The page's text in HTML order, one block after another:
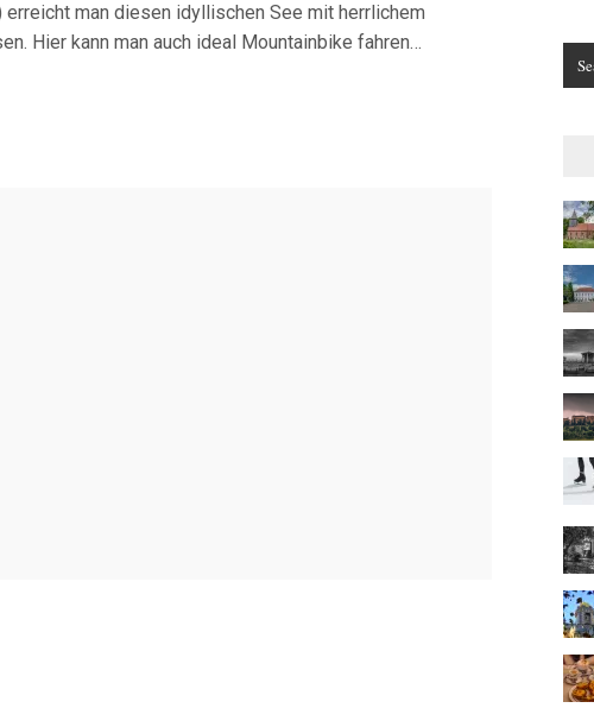
man diesen idyllischen See mit herrlichem
Hier kann man auch ideal Mountainbike fahren…